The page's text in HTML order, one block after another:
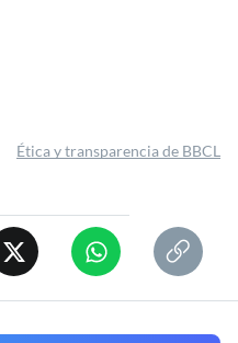
Ética y transparencia de BBCL